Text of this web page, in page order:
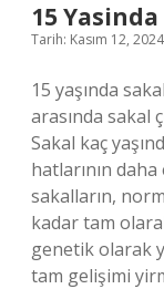
15
Tarih: Kasım 12, 2024
15 yaşında
arasında sakal
Sakal kaç
hatlarının
sakalların,
kadar tam
genetik olarak
tam gelişimi